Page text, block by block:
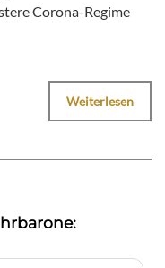
Corona-Regime
Weiterlesen